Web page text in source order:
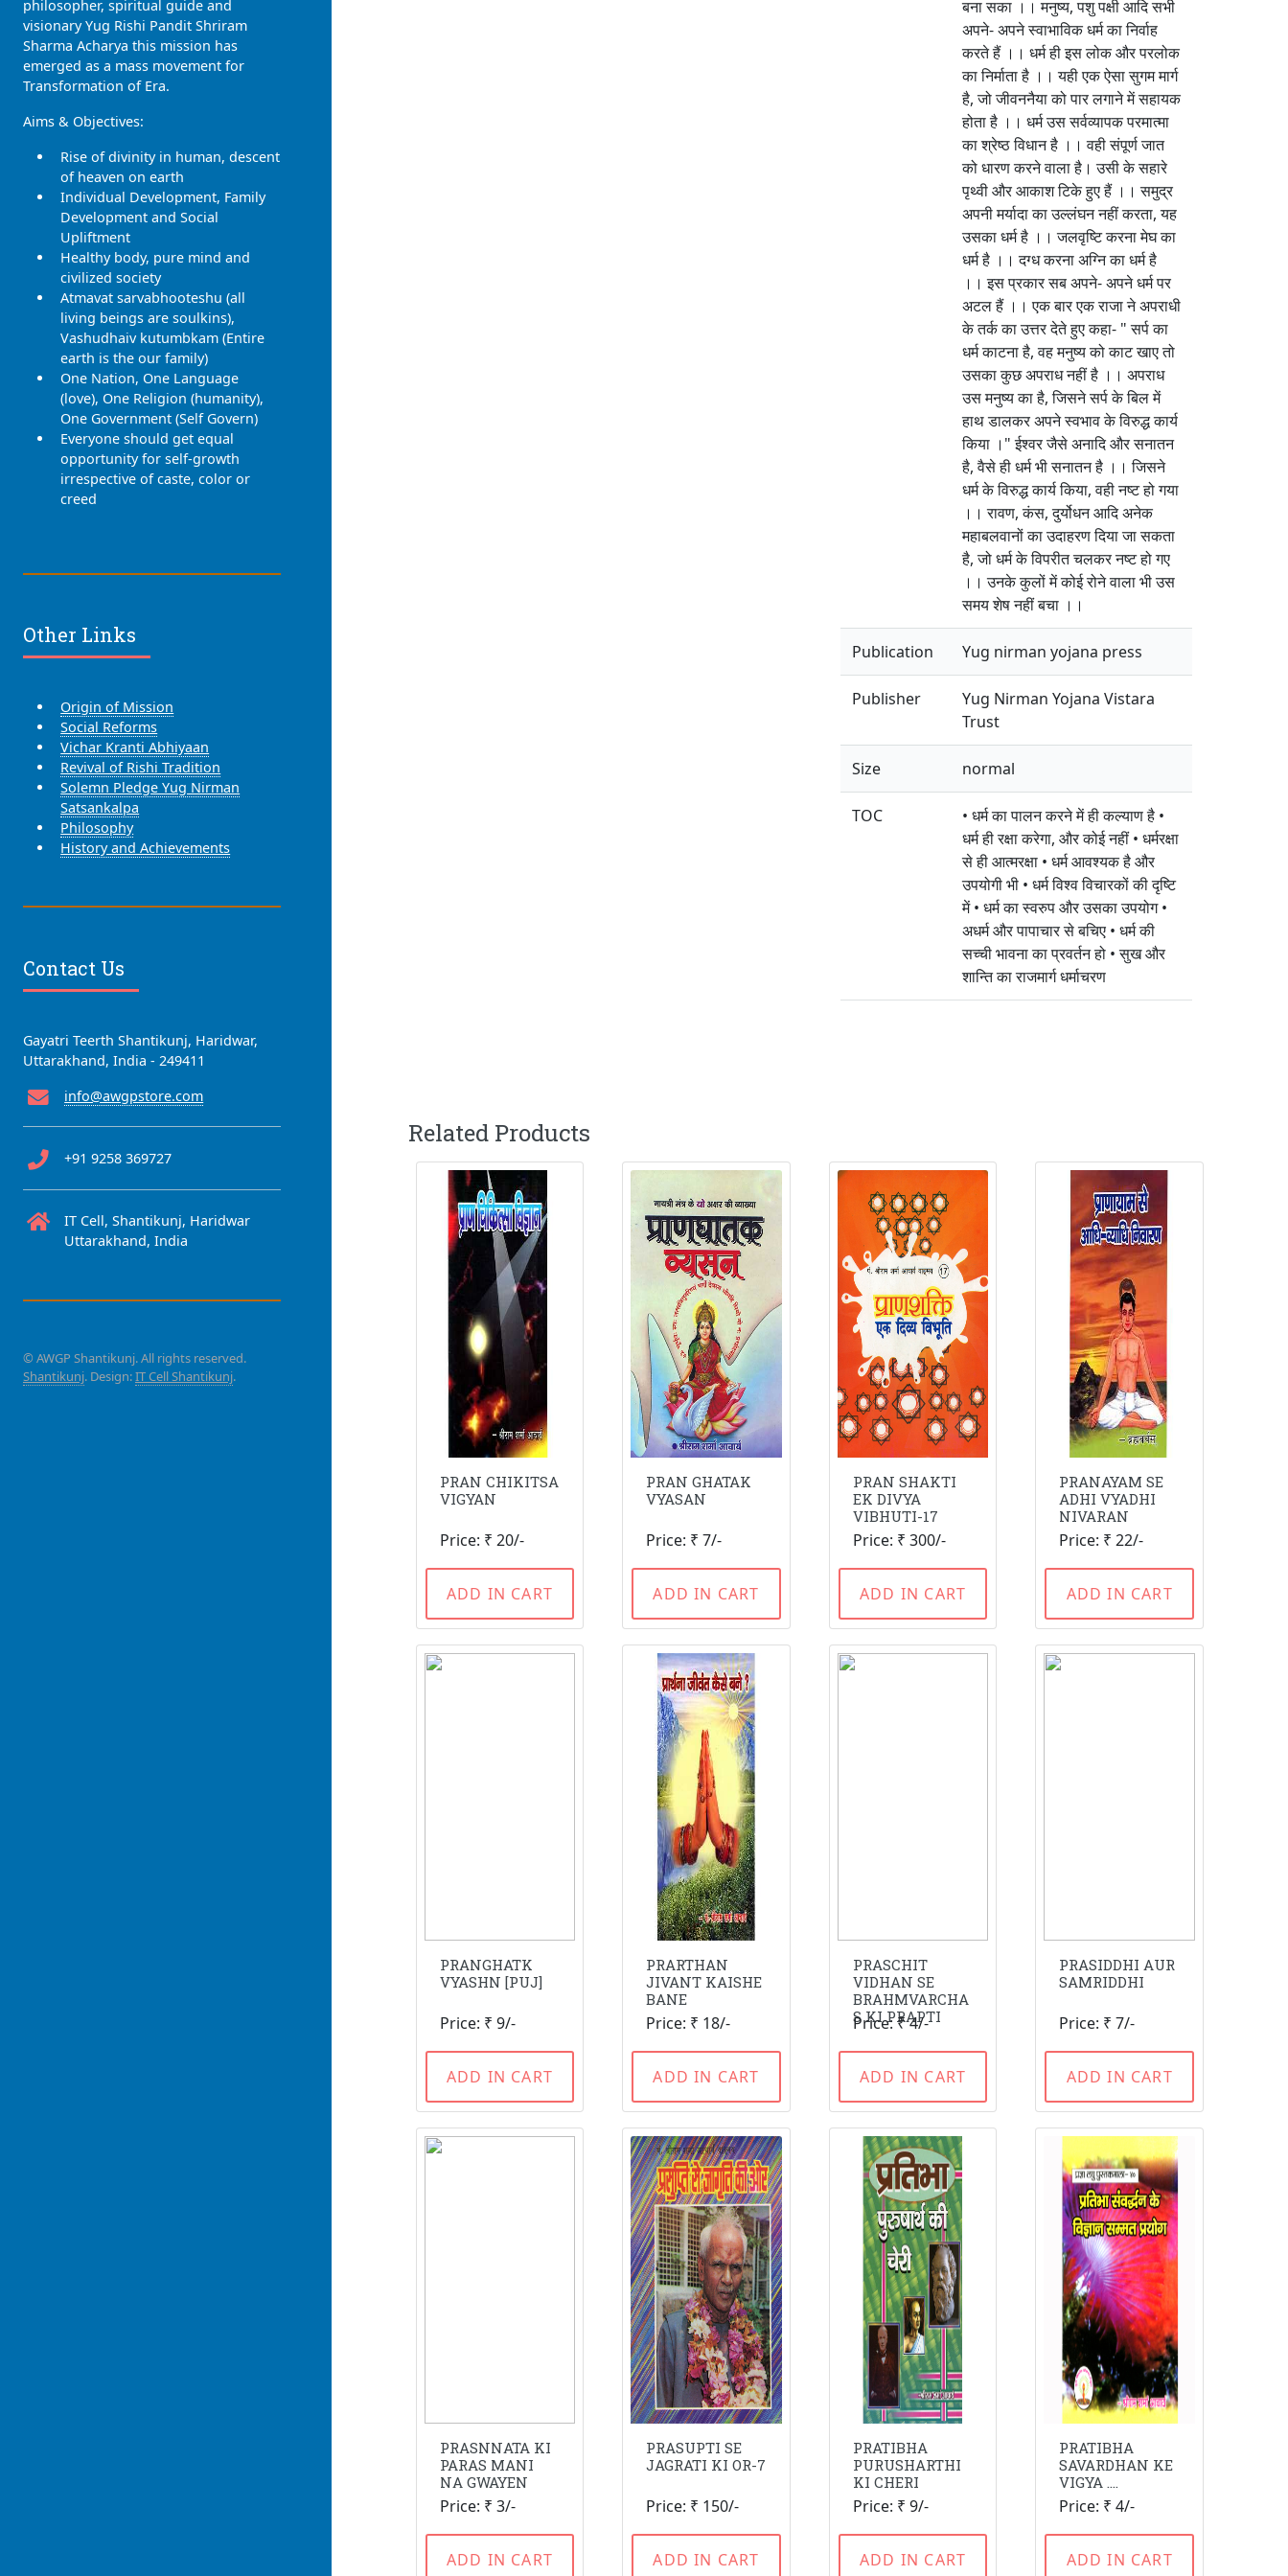
बना सका ।। मनुष्य, पशु पक्षी आदि सभी
अपने- अपने स्वाभाविक धर्म का निर्वाह
करते हैं ।। धर्म ही इस लोक और परलोक
का निर्माता है ।। यही एक ऐसा सुगम मार्ग
है, जो जीवननैया को पार लगाने में सहायक
होता है ।। धर्म उस सर्वव्यापक परमात्मा
का श्रेष्ठ विधान है ।। वही संपूर्ण जात
को धारण करने वाला है। उसी के सहारे
पृथ्वी और आकाश टिके हुए हैं ।। समुद्र
अपनी मर्यादा का उल्लंघन नहीं करता, यह
उसका धर्म है ।। जलवृष्टि करना मेघ का
धर्म है ।। दग्ध करना अग्नि का धर्म है
।। इस प्रकार सब अपने- अपने धर्म पर
अटल हैं ।। एक बार एक राजा ने अपराधी
के तर्क का उत्तर देते हुए कहा- " सर्प का
धर्म काटना है, वह मनुष्य को काट खाए तो
उसका कुछ अपराध नहीं है ।। अपराध
उस मनुष्य का है, जिसने सर्प के बिल में
हाथ डालकर अपने स्वभाव के विरुद्ध कार्य
किया ।" ईश्वर जैसे अनादि और सनातन
है, वैसे ही धर्म भी सनातन है ।। जिसने
धर्म के विरुद्ध कार्य किया, वही नष्ट हो गया
।। रावण, कंस, दुर्योधन आदि अनेक
महाबलवानों का उदाहरण दिया जा सकता
है, जो धर्म के विपरीत चलकर नष्ट हो गए
।। उनके कुलों में कोई रोने वाला भी उस
समय शेष नहीं बचा ।।
Publication Yug nirman yojana press
Publisher
Yug Nirman Yojana Vistara
Trust
Size normal
TOC
• धर्म का पालन करने में ही कल्याण है •
धर्म ही रक्षा करेगा, और कोई नहीं • धर्मरक्षा
से ही आत्मरक्षा • धर्म आवश्यक है और
उपयोगी भी • धर्म विश्व विचारकों की दृष्टि
में • धर्म का स्वरुप और उसका उपयोग •
अधर्म और पापाचार से बचिए • धर्म की
सच्ची भावना का प्रवर्तन हो • सुख और
शान्ति का राजमार्ग धर्माचरण
Related Products
PRAN CHIKITSA
VIGYAN
Price: ₹ 20/-
ADD IN CART
PRAN GHATAK
VYASAN
Price: ₹ 7/-
ADD IN CART
PRAN SHAKTI
EK DIVYA
VIBHUTI-17
Price: ₹ 300/-
ADD IN CART
PRANAYAM SE
ADHI VYADHI
NIVARAN
Price: ₹ 22/-
ADD IN CART
PRANGHATK
VYASHN [PUJ]
Price: ₹ 9/-
ADD IN CART
PRARTHAN
JIVANT KAISHE
BANE
Price: ₹ 18/-
ADD IN CART
PRASCHIT
VIDHAN SE
BRAHMVARCHA
S KI PRAPTI
Price: ₹ 4/-
ADD IN CART
PRASIDDHI AUR
SAMRIDDHI
Price: ₹ 7/-
ADD IN CART
PRASNNATA KI
PARAS MANI
NA GWAYEN
Price: ₹ 3/-
ADD IN CART
PRASUPTI SE
JAGRATI KI OR-7
Price: ₹ 150/-
ADD IN CART
PRATIBHA
PURUSHARTHI
KI CHERI
Price: ₹ 9/-
ADD IN CART
PRATIBHA
SAVARDHAN KE
VIGYA ....
Price: ₹ 4/-
ADD IN CART
philosopher, spiritual guide and
visionary Yug Rishi Pandit Shriram
Sharma Acharya this mission has
emerged as a mass movement for
Transformation of Era.
Aims & Objectives:
Rise of divinity in human, descent
of heaven on earth
Individual Development, Family
Development and Social
Upliftment
Healthy body, pure mind and
civilized society
Atmavat sarvabhooteshu (all
living beings are soulkins),
Vashudhaiv kutumbkam (Entire
earth is the our family)
One Nation, One Language
(love), One Religion (humanity),
One Government (Self Govern)
Everyone should get equal
opportunity for self-growth
irrespective of caste, color or
creed
Other Links
Origin of Mission
Social Reforms
Vichar Kranti Abhiyaan
Revival of Rishi Tradition
Solemn Pledge Yug Nirman
Satsankalpa
Philosophy
History and Achievements
Contact Us
Gayatri Teerth Shantikunj, Haridwar,
Uttarakhand, India - 249411
info@awgpstore.com
+91 9258 369727
IT Cell, Shantikunj, Haridwar
Uttarakhand, India
© AWGP Shantikunj. All rights reserved.
Shantikunj. Design:IT Cell Shantikunj.